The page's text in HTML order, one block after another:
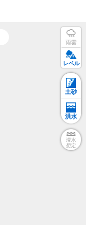
雨雲
レベル
土砂
洪水
浸水
想定